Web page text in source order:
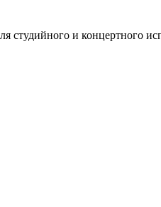
студийного и концертного